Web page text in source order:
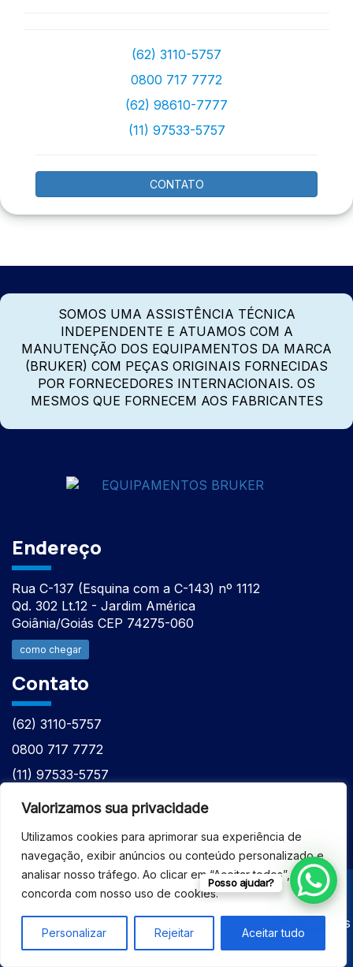
Valorizamos sua privacidade
Utilizamos cookies para aprimorar sua experiência de
navegação, exibir anúncios ou conteúdo personalizado e
analisar nosso tráfego. Ao clicar em “Aceitar todos”, você
concorda com nosso uso de cookies.
Personalizar Rejeitar Aceitar tudo
(62) 3110-5757
0800 717 7772
(62) 98610-7777
(11) 97533-5757
CONTATO
SOMOS UMA ASSISTÊNCIA TÉCNICA
INDEPENDENTE E ATUAMOS COM A
MANUTENÇÃO DOS EQUIPAMENTOS DA MARCA
(BRUKER) COM PEÇAS ORIGINAIS FORNECIDAS
POR FORNECEDORES INTERNACIONAIS. OS
MESMOS QUE FORNECEM AOS FABRICANTES
Endereço
Rua C-137 (Esquina com a C-143) nº 1112
Qd. 302 Lt.12 - Jardim América
Goiânia/Goiás CEP 74275-060
como chegar
Contato
(62) 3110-5757
0800 717 7772
(11) 97533-5757
(62) 98610-7777
© 2026 - ASSISTÊNCIA TÉCNICA ESPECIALIZADA
EQUIPAMENTOS BRUKER - Todos os direitos reservados
Posso ajudar?